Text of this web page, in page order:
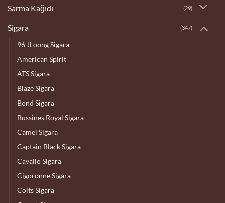
Sarma Kağıdı (29)
Sigara (347)
96 JLoong Sigara
American Spirit
ATS Sigara
Blaze Sigara
Bond Sigara
Bussines Royal Sigara
Camel Sigara
Captain Black Sigara
Cavallo Sigara
Cigoronne Sigara
Colts Sigara